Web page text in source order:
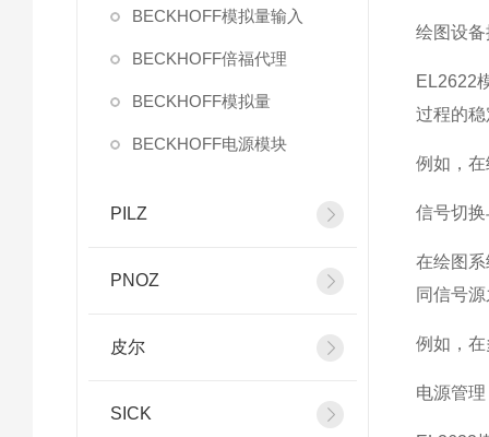
BECKHOFF模拟量输入
BECKHOFF倍福代理
BECKHOFF模拟量
BECKHOFF电源模块
PILZ
PNOZ
皮尔
SICK
绘图设
EL2622
过程的
例如，
信号切
在绘图
同信号
例如，
电源管